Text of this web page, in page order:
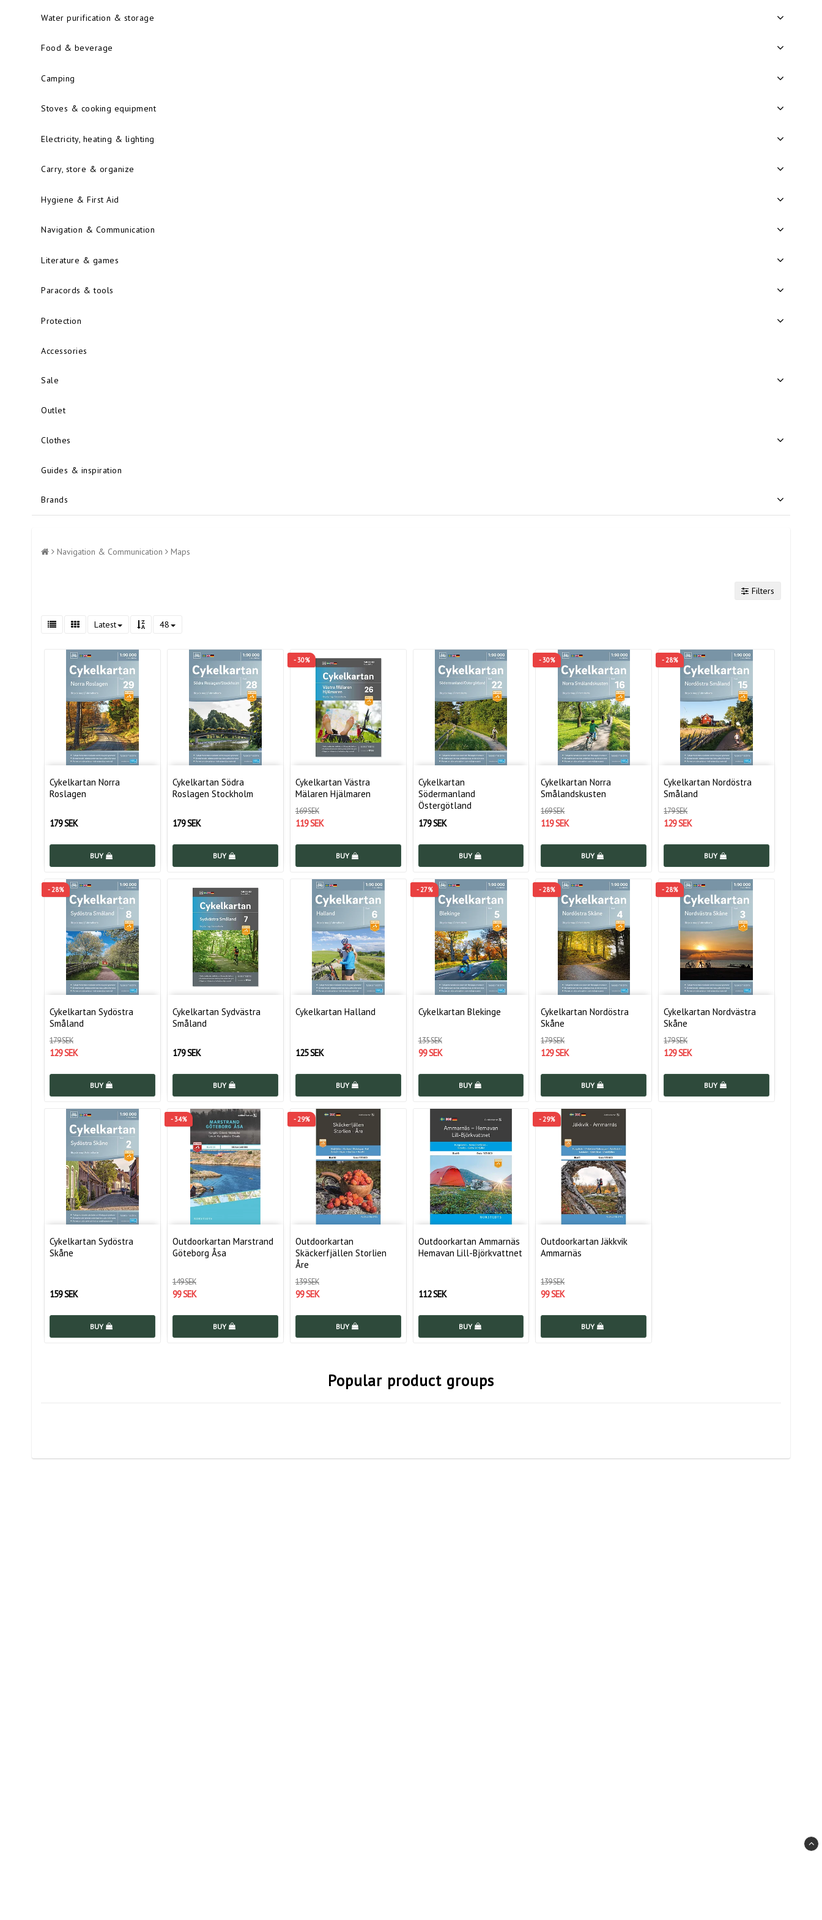
Water purification & storage
Food & beverage
Camping
Stoves & cooking equipment
Electricity, heating & lighting
Carry, store & organize
Hygiene & First Aid
Navigation & Communication
Literature & games
Paracords & tools
Protection
Accessories
Sale
Outlet
Clothes
Guides & inspiration
Brands
Navigation & Communication Maps
Filters
Latest 48
Cykelkartan Norra
Roslagen
179 SEK
BUY
Cykelkartan Södra
Roslagen Stockholm
179 SEK
BUY
- 30%
Cykelkartan Västra
Mälaren Hjälmaren
169 SEK
119 SEK
BUY
Cykelkartan
Södermanland
Östergötland
179 SEK
BUY
- 30%
Cykelkartan Norra
Smålandskusten
169 SEK
119 SEK
BUY
- 28%
Cykelkartan Nordöstra
Småland
179 SEK
129 SEK
BUY
- 28%
Cykelkartan Sydöstra
Småland
179 SEK
129 SEK
BUY
Cykelkartan Sydvästra
Småland
179 SEK
BUY
Cykelkartan Halland
125 SEK
BUY
- 27%
Cykelkartan Blekinge
135 SEK
99 SEK
BUY
- 28%
Cykelkartan Nordöstra
Skåne
179 SEK
129 SEK
BUY
- 28%
Cykelkartan Nordvästra
Skåne
179 SEK
129 SEK
BUY
Cykelkartan Sydöstra
Skåne
159 SEK
BUY
- 34%
Outdoorkartan Marstrand
Göteborg Åsa
149 SEK
99 SEK
BUY
- 29%
Outdoorkartan
Skäckerfjällen Storlien
Åre
139 SEK
99 SEK
BUY
Outdoorkartan Ammarnäs
Hemavan Lill-Björkvattnet
112 SEK
BUY
- 29%
Outdoorkartan Jäkkvik
Ammarnäs
139 SEK
99 SEK
BUY
Popular product groups